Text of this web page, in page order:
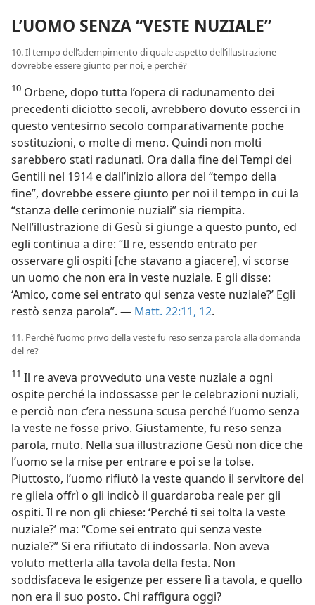
L’UOMO SENZA “VESTE NUZIALE”
10. Il tempo dell’adempimento di quale aspetto dell’illustrazione
dovrebbe essere giunto per noi, e perché?
10 Orbene, dopo tutta l’opera di radunamento dei
precedenti diciotto secoli, avrebbero dovuto esserci in
questo ventesimo secolo comparativamente poche
sostituzioni, o molte di meno. Quindi non molti
sarebbero stati radunati. Ora dalla fine dei Tempi dei
Gentili nel 1914 e dall’inizio allora del “tempo della
fine”, dovrebbe essere giunto per noi il tempo in cui la
“stanza delle cerimonie nuziali” sia riempita.
Nell’illustrazione di Gesù si giunge a questo punto, ed
egli continua a dire: “Il re, essendo entrato per
osservare gli ospiti [che stavano a giacere], vi scorse
un uomo che non era in veste nuziale. E gli disse:
‘Amico, come sei entrato qui senza veste nuziale?’ Egli
restò senza parola”. — Matt. 22:11, 12.
11. Perché l’uomo privo della veste fu reso senza parola alla domanda
del re?
11 Il re aveva provveduto una veste nuziale a ogni
ospite perché la indossasse per le celebrazioni nuziali,
e perciò non c’era nessuna scusa perché l’uomo senza
la veste ne fosse privo. Giustamente, fu reso senza
parola, muto. Nella sua illustrazione Gesù non dice che
l’uomo se la mise per entrare e poi se la tolse.
Piuttosto, l’uomo rifiutò la veste quando il servitore del
re gliela offrì o gli indicò il guardaroba reale per gli
ospiti. Il re non gli chiese: ‘Perché ti sei tolta la veste
nuziale?’ ma: “Come sei entrato qui senza veste
nuziale?” Si era rifiutato di indossarla. Non aveva
voluto metterla alla tavola della festa. Non
soddisfaceva le esigenze per essere lì a tavola, e quello
non era il suo posto. Chi raffigura oggi?